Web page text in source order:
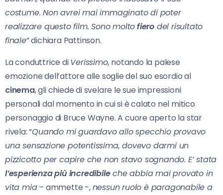
costume. Non avrei mai immaginato di poter
realizzare questo film. Sono moltofiero del risultato
finale” dichiara Pattinson.
La conduttrice diVerissimo, notando la palese
emozione dell’attore alle soglie del suo esordio al
cinema, gli chiede di svelare le sue impressioni
personali dal momento in cui si è calato nel mitico
personaggio di Bruce Wayne. A cuore aperto la star
rivela: “Quando mi guardavo allo specchio provavo
una sensazione potentissima, dovevo darmi un
pizzicotto per capire che non stavo sognando. E’ stata
l’esperienza più incredibileche abbia mai provato in
vita mia– ammette -,nessun ruolo è paragonabile a